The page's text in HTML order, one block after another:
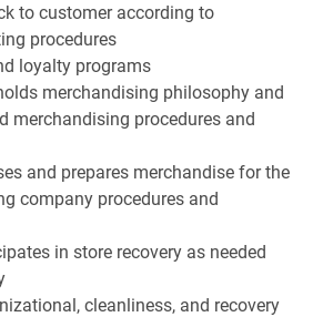
to customer according to
procedures
loyalty programs
merchandising philosophy and
merchandising procedures and
and prepares merchandise for the
company procedures and
in store recovery as needed
cleanliness, and recovery